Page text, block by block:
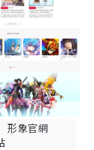
形象官網